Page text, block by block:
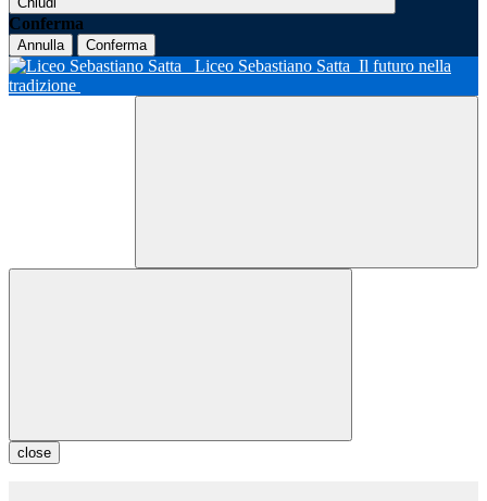
Conferma
Annulla Conferma
Liceo Sebastiano Satta Il futuro nella
tradizione
close